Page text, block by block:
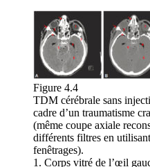
Figure 4.4
TDM cérébrale sans
cadre d’un traumatisme
(même coupe axiale
différents filtres en
fenêtrages).
1. Corps vitré de l’œil